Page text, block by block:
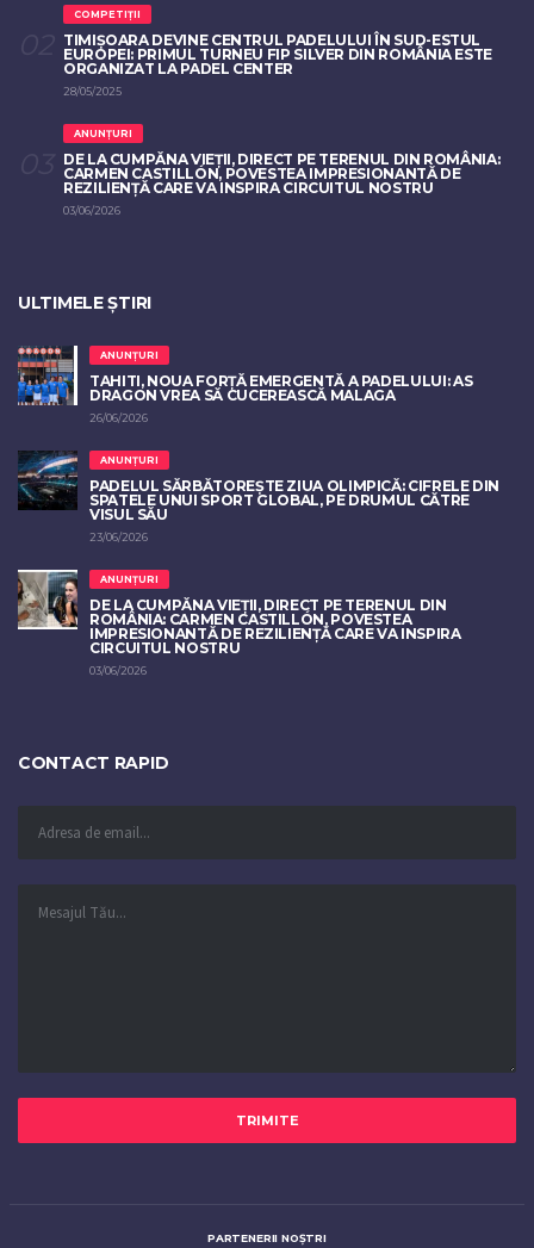
COMPETIȚII
TIMIȘOARA DEVINE CENTRUL PADELULUI ÎN SUD-ESTUL
EUROPEI: PRIMUL TURNEU FIP SILVER DIN ROMÂNIA ESTE
ORGANIZAT LA PADEL CENTER
28/05/2025
ANUNȚURI
DE LA CUMPĂNA VIEȚII, DIRECT PE TERENUL DIN ROMÂNIA:
CARMEN CASTILLÓN, POVESTEA IMPRESIONANTĂ DE
REZILIENȚĂ CARE VA INSPIRA CIRCUITUL NOSTRU
03/06/2026
ULTIMELE ȘTIRI
ANUNȚURI
TAHITI, NOUA FORȚĂ EMERGENTĂ A PADELULUI: AS
DRAGON VREA SĂ CUCEREASCĂ MALAGA
26/06/2026
ANUNȚURI
PADELUL SĂRBĂTOREȘTE ZIUA OLIMPICĂ: CIFRELE DIN
SPATELE UNUI SPORT GLOBAL, PE DRUMUL CĂTRE
VISUL SĂU
23/06/2026
ANUNȚURI
DE LA CUMPĂNA VIEȚII, DIRECT PE TERENUL DIN
ROMÂNIA: CARMEN CASTILLÓN, POVESTEA
IMPRESIONANTĂ DE REZILIENȚĂ CARE VA INSPIRA
CIRCUITUL NOSTRU
03/06/2026
CONTACT RAPID
PARTENERII NOȘTRI